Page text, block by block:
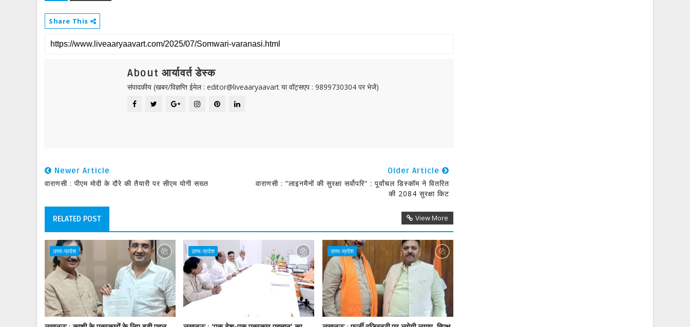
Share This
About आर्यावर्त डेस्क
संपादकीय (खबर/विज्ञप्ति ईमेल : editor@liveaaryaavart या वॉट्सएप : 9899730304 पर भेजें)
Newer Article
वाराणसी : पीएम मोदी के दौरे की तैयारी पर सीएम योगी सख्त
Older Article
वाराणसी : “लाइनमैनों की सुरक्षा सर्वोपरि“ : पूर्वांचल डिस्कॉम ने वितरित
की 2084 सुरक्षा किट
RELATED POST View More
उत्तर-प्रदेश उत्तर-प्रदेश उत्तर-प्रदेश